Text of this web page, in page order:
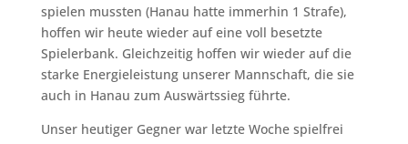
spielen mussten (Hanau hatte immerhin 1 Strafe),
hoffen wir heute wieder auf eine voll besetzte
Spielerbank. Gleichzeitig hoffen wir wieder auf die
starke Energieleistung unserer Mannschaft, die sie
auch in Hanau zum Auswärtssieg führte.
Unser heutiger Gegner war letzte Woche spielfrei